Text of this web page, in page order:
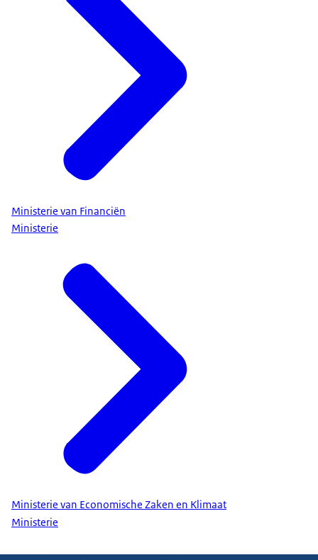
Ministerie van Financiën
Ministerie
Ministerie van Economische Zaken en Klimaat
Ministerie